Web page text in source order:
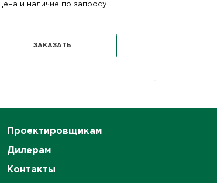
Цена и наличие по запросу
ЗАКАЗАТЬ
Проектировщикам
Дилерам
Контакты